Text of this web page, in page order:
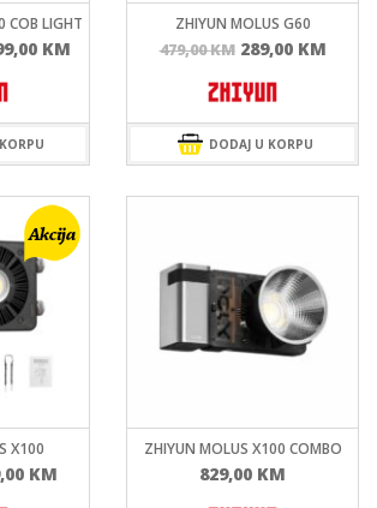
COB LIGHT
KM.
KM
1.099,00 KM.
ZHIYUN MOLUS G60
479,00KM Izvorna
bila
je:
479,00 KM.
289,00 KM
DODAJ U KORPU
X100
KMTrenutna
ZHIYUN MOLUS X100 COMBO
829,00 KM